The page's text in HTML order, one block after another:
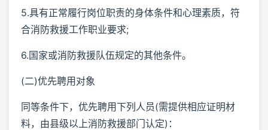
5.具有正常履行岗位职责的身体条件和心理素质，符
合消防救援工作职业要求;
6.国家或消防救援队伍规定的其他条件。
(二)优先聘用对象
同等条件下，优先聘用下列人员(需提供相应证明材
料，由县级以上消防救援部门认定)：